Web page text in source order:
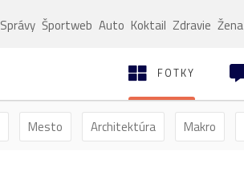
Správy Športweb Auto Koktail Zdravie Žena
FOTKY
Mesto Architektúra Makro